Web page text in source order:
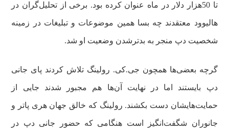
تا 50هزار دلار در ماه عنوان کرده بود. برخی از تحلیل‌گران در
هالیوود معتقدند چه بسا همین موضوعات و تبلیغات در زمینه
شخصیت دپ منجر به بدترشدن وضعیت او شد.
گرچه بعضی‌ها همچون جی.کی. رولینگ تلاش کردند پای جانی
دپ بایستند اما در نهایت آن‌ها هم مجبور شدند جایی از
حمایت‌هایشان دست بکشند. رولینگ که خالق جهان هری پاتر و
جانوران شگفت‌انگیز است هنگامی که حضور جانی دپ در